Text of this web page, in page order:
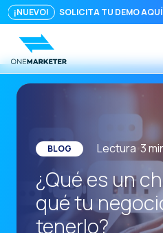
¡NUEVO! SOLICITA TU DEMO AQUÍ
BLOG Lectura 3
¿Qué es un
qué tu
tenerlo?